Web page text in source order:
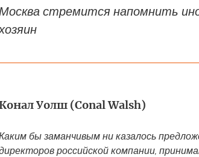
стремится напомнить
Уолш (Conal Walsh)
бы заманчивым ни казалось
российской компании,